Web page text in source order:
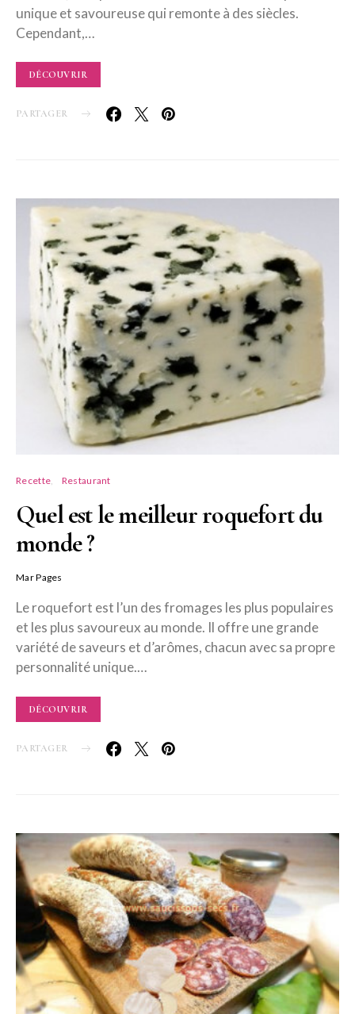
unique et savoureuse qui remonte à des siècles.
Cependant,…
DÉCOUVRIR
PARTAGER
Recette Restaurant
Quel est le meilleur roquefort du
monde ?
Mar Pages
Le roquefort est l’un des fromages les plus populaires
et les plus savoureux au monde. Il offre une grande
variété de saveurs et d’arômes, chacun avec sa propre
personnalité unique.…
DÉCOUVRIR
PARTAGER